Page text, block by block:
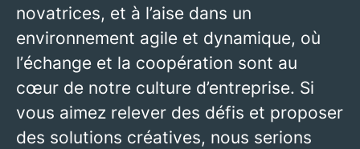
novatrices, et à l’aise dans un
environnement agile et dynamique, où
l’échange et la coopération sont au
cœur de notre culture d’entreprise. Si
vous aimez relever des défis et proposer
des solutions créatives, nous serions